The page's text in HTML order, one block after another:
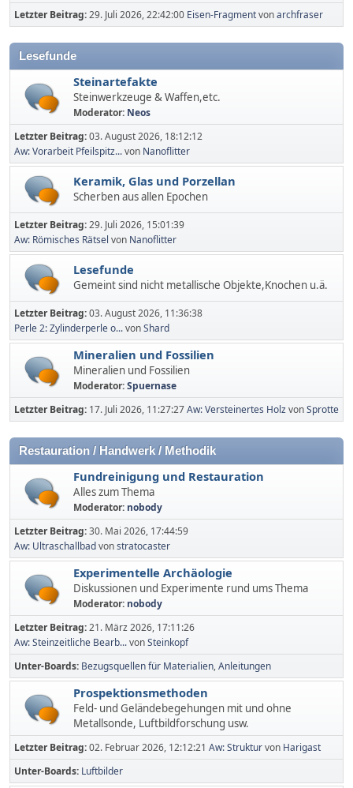
Letzter Beitrag:29. Juli 2026, 22:42:00 Eisen-Fragmentvonarchfraser
Lesefunde
Steinartefakte
Steinwerkzeuge & Waffen,etc.
Moderator: Neos
Letzter Beitrag:03. August 2026, 18:12:12
Aw: Vorarbeit Pfeilspitz...von Nanoflitter
Keramik, Glas und Porzellan
Scherben aus allen Epochen
Letzter Beitrag:29. Juli 2026, 15:01:39
Aw: Römisches Rätsel von Nanoflitter
Lesefunde
Gemeint sind nicht metallische Objekte,Knochen u.ä.
Letzter Beitrag:03. August 2026, 11:36:38
Perle 2: Zylinderperle o...vonShard
Mineralien und Fossilien
Mineralien und Fossilien
Moderator:Spuernase
Letzter Beitrag: 17. Juli 2026, 11:27:27Aw: Versteinertes HolzvonSprotte
Restauration / Handwerk / Methodik
Fundreinigung und Restauration
Alles zum Thema
Moderator: nobody
Letzter Beitrag:30. Mai 2026, 17:44:59
Aw: Ultraschallbadvonstratocaster
Experimentelle Archäologie
Diskussionen und Experimente rund ums Thema
Moderator: nobody
Letzter Beitrag:21. März 2026, 17:11:26
Aw: Steinzeitliche Bearb...vonSteinkopf
Unter-Boards Bezugsquellen für Materialien Anleitungen
Prospektionsmethoden
Feld- und Geländebegehungen mit und ohne
Metallsonde, Luftbildforschung usw.
Letzter Beitrag:02. Februar 2026, 12:12:21 Aw: Strukturvon Harigast
Unter-Boards Luftbilder